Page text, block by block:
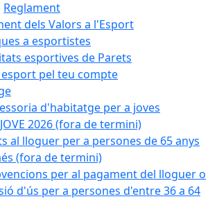
Reglament
dels Valors a l'Esport
a esportistes
esportives de Parets
esport pel teu compte
d'habitatge per a joves
2026 (fora de termini)
al lloguer per a persones de 65 anys
(fora de termini)
per al pagament del lloguer o
d'ús per a persones d'entre 36 a 64